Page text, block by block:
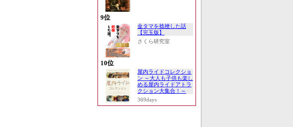
9位
金タマを捻挫した話
【完玉版】
さくら研究室
10位
屋内ライドコレクショ
ン ～大人も子供も楽し
める屋内ライドアトラ
クション大集合！～
369days